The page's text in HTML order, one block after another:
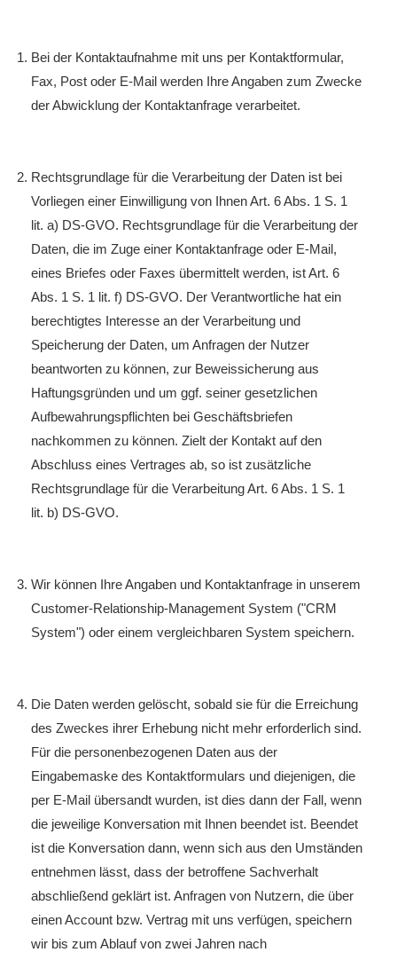
Bei der Kontaktaufnahme mit uns per Kontaktformular,
Fax, Post oder E-Mail werden Ihre Angaben zum Zwecke
der Abwicklung der Kontaktanfrage verarbeitet.
Rechtsgrundlage für die Verarbeitung der Daten ist bei
Vorliegen einer Einwilligung von Ihnen Art. 6 Abs. 1 S. 1
lit. a) DS-GVO. Rechtsgrundlage für die Verarbeitung der
Daten, die im Zuge einer Kontaktanfrage oder E-Mail,
eines Briefes oder Faxes übermittelt werden, ist Art. 6
Abs. 1 S. 1 lit. f) DS-GVO. Der Verantwortliche hat ein
berechtigtes Interesse an der Verarbeitung und
Speicherung der Daten, um Anfragen der Nutzer
beantworten zu können, zur Beweissicherung aus
Haftungsgründen und um ggf. seiner gesetzlichen
Aufbewahrungspflichten bei Geschäftsbriefen
nachkommen zu können. Zielt der Kontakt auf den
Abschluss eines Vertrages ab, so ist zusätzliche
Rechtsgrundlage für die Verarbeitung Art. 6 Abs. 1 S. 1
lit. b) DS-GVO.
Wir können Ihre Angaben und Kontaktanfrage in unserem
Customer-Relationship-Management System ("CRM
System") oder einem vergleichbaren System speichern.
Die Daten werden gelöscht, sobald sie für die Erreichung
des Zweckes ihrer Erhebung nicht mehr erforderlich sind.
Für die personenbezogenen Daten aus der
Eingabemaske des Kontaktformulars und diejenigen, die
per E-Mail übersandt wurden, ist dies dann der Fall, wenn
die jeweilige Konversation mit Ihnen beendet ist. Beendet
ist die Konversation dann, wenn sich aus den Umständen
entnehmen lässt, dass der betroffene Sachverhalt
abschließend geklärt ist. Anfragen von Nutzern, die über
einen Account bzw. Vertrag mit uns verfügen, speichern
wir bis zum Ablauf von zwei Jahren nach